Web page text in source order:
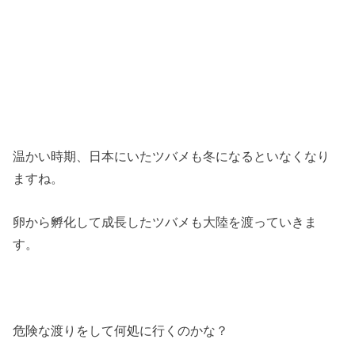
温かい時期、日本にいたツバメも冬になるといなくなり
ますね。
卵から孵化して成長したツバメも大陸を渡っていきま
す。
危険な渡りをして何処に行くのかな？